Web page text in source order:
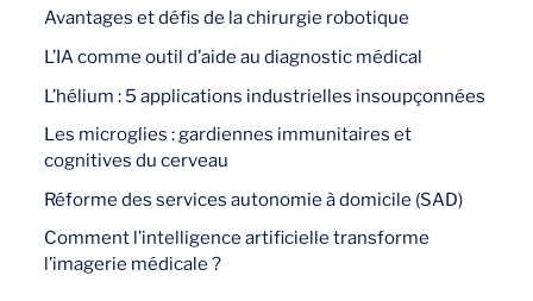
Avantages et défis de la chirurgie robotique
L’IA comme outil d’aide au diagnostic médical
L’hélium : 5 applications industrielles insoupçonnées
Les microglies : gardiennes immunitaires et
cognitives du cerveau
Réforme des services autonomie à domicile (SAD)
Comment l’intelligence artificielle transforme
l’imagerie médicale ?